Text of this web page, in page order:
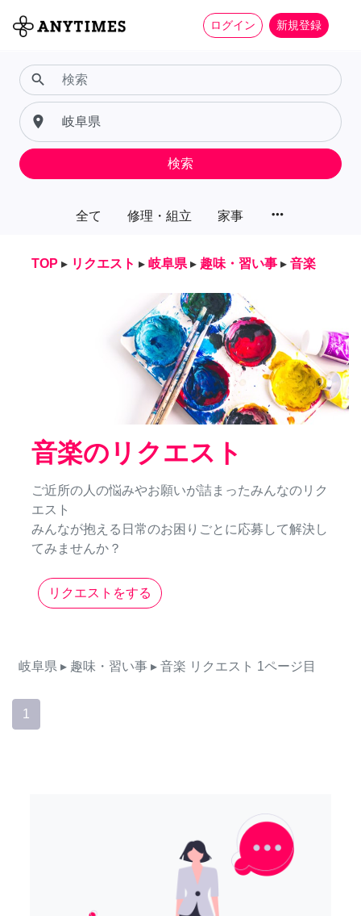
ログイン 新規登録
全て 修理・組立 家事 more_horiz
search
place
検索
TOP ▸ リクエスト ▸ 岐阜県 ▸ 趣味・習い事 ▸ 音楽
音楽のリクエスト
ご近所の人の悩みやお願いが詰まったみんなのリク
エスト
みんなが抱える日常のお困りごとに応募して解決し
てみませんか？
リクエストをする
岐阜県 ▸ 趣味・習い事 ▸ 音楽 リクエスト 1ページ目
1